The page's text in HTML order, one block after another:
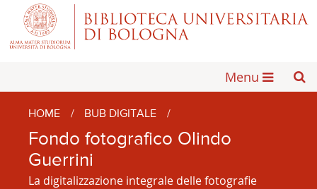
Menu
HOME / BUB DIGITALE /
Fondo fotografico Olindo
Guerrini
La digitalizzazione integrale delle fotografie